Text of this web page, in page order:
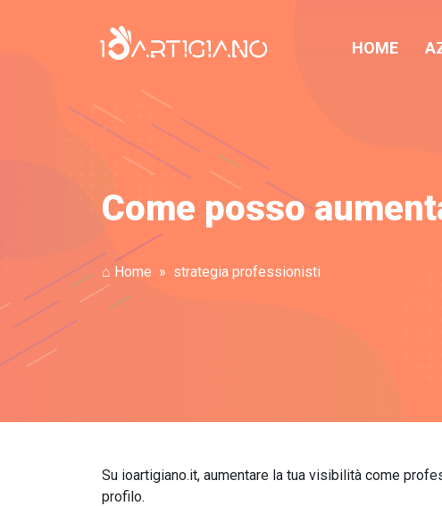
HOME
Come posso
⌂ Home strategia professionisti
Su ioartigiano.it, aumentare la tua visibilità come
profilo.